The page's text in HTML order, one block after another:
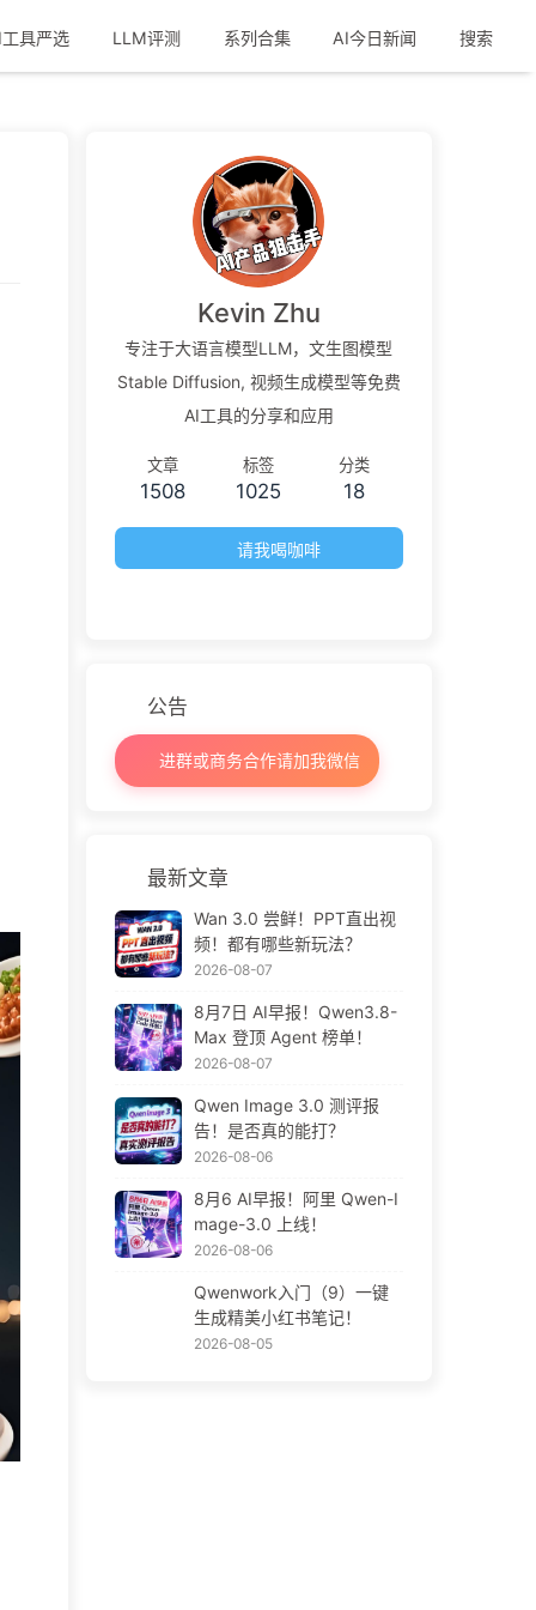
具严选 LLM评测 系列合集 AI今日新闻 搜索
Kevin Zhu
专注于大语言模型LLM，文生图模型
Stable Diffusion, 视频生成模型等免费
AI工具的分享和应用
文章
1508
标签
1025
分类
18
请我喝咖啡
公告
进群或商务合作请加我微信
最新文章
Wan 3.0 尝鲜！PPT直出视
频！都有哪些新玩法？
2026-08-07
8月7日 AI早报！Qwen3.8-
Max 登顶 Agent 榜单！
2026-08-07
Qwen Image 3.0 测评报
告！是否真的能打？
2026-08-06
8月6 AI早报！阿里 Qwen-I
mage-3.0 上线！
2026-08-06
Qwenwork入门（9）一键
生成精美小红书笔记！
2026-08-05